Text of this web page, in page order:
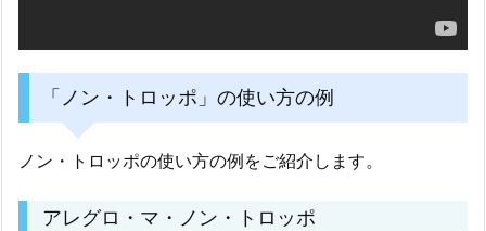
「ノン・トロッポ」の使い方の例
ノン・トロッポの使い方の例をご紹介します。
アレグロ・マ・ノン・トロッポ